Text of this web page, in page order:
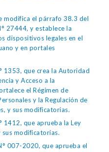
modifica el párrafo 38.3 del
27444, y establece la
dispositivos legales en el
y en portales
1353, que crea la Autoridad
y Acceso a la
el Régimen de
y la Regulación de
y sus modificatorias.
1412, que aprueba la Ley
modificatorias.
007-2020, que aprueba el